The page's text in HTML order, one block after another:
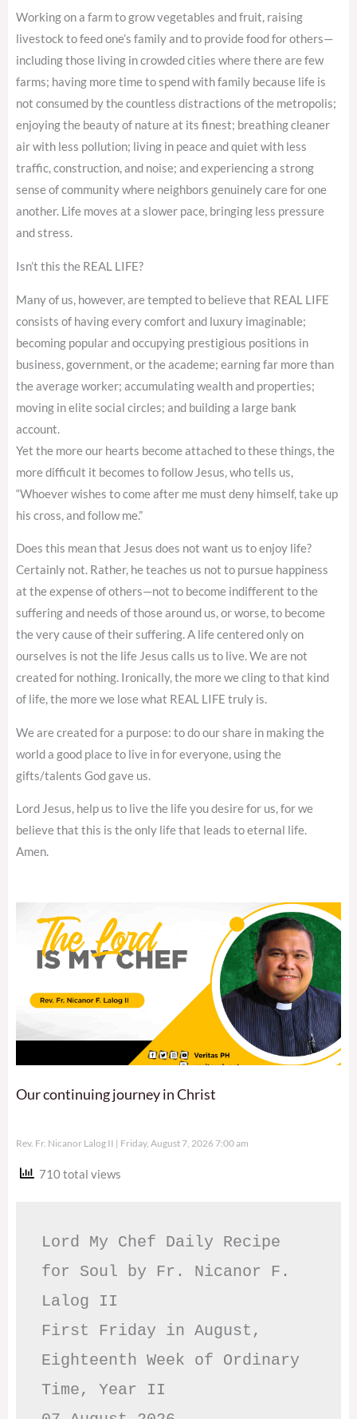
Working on a farm to grow vegetables and fruit, raising
livestock to feed one’s family and to provide food for others—
including those living in crowded cities where there are few
farms; having more time to spend with family because life is
not consumed by the countless distractions of the metropolis;
enjoying the beauty of nature at its finest; breathing cleaner
air with less pollution; living in peace and quiet with less
traffic, construction, and noise; and experiencing a strong
sense of community where neighbors genuinely care for one
another. Life moves at a slower pace, bringing less pressure
and stress.
Isn’t this the REAL LIFE?
Many of us, however, are tempted to believe that REAL LIFE
consists of having every comfort and luxury imaginable;
becoming popular and occupying prestigious positions in
business, government, or the academe; earning far more than
the average worker; accumulating wealth and properties;
moving in elite social circles; and building a large bank
account.
Yet the more our hearts become attached to these things, the
more difficult it becomes to follow Jesus, who tells us,
“Whoever wishes to come after me must deny himself, take up
his cross, and follow me.”
Does this mean that Jesus does not want us to enjoy life?
Certainly not. Rather, he teaches us not to pursue happiness
at the expense of others—not to become indifferent to the
suffering and needs of those around us, or worse, to become
the very cause of their suffering. A life centered only on
ourselves is not the life Jesus calls us to live. We are not
created for nothing. Ironically, the more we cling to that kind
of life, the more we lose what REAL LIFE truly is.
We are created for a purpose: to do our share in making the
world a good place to live in for everyone, using the
gifts/talents God gave us.
Lord Jesus, help us to live the life you desire for us, for we
believe that this is the only life that leads to eternal life.
Amen.
Our continuing journey in Christ
Rev. Fr. Nicanor Lalog II Friday, August 7, 2026 7:00 am
710 total views
Lord My Chef Daily Recipe
for Soul by Fr. Nicanor F.
Lalog II
First Friday in August,
Eighteenth Week of Ordinary
Time, Year II